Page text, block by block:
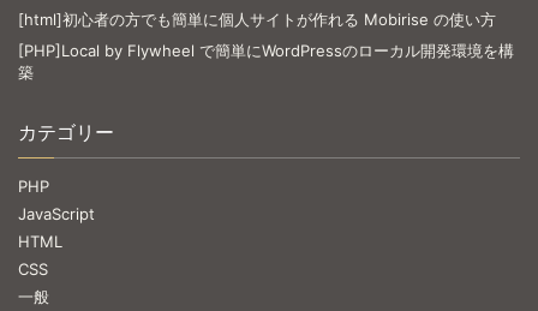
[html]初心者の方でも簡単に個人サイトが作れる Mobirise の使い方
[PHP]Local by Flywheel で簡単にWordPressのローカル開発環境を構
築
カテゴリー
PHP
JavaScript
HTML
CSS
一般